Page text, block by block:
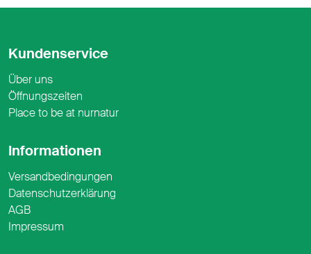
Kundenservice
Über uns
Öffnungszeiten
Place to be at nurnatur
Informationen
Versandbedingungen
Datenschutzerklärung
AGB
Impressum